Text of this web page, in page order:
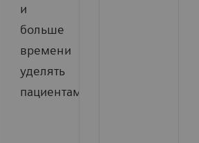
и
больше
времени
уделять
пациентам.